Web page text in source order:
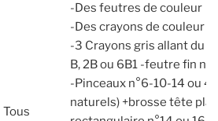
Tous
-Des feutres de couleur
-Des crayons de couleur
-3 Crayons gris allant du
B, 2B ou 6B1 -feutre fin
-Pinceaux n°6-10-14 ou
naturels) +brosse tête